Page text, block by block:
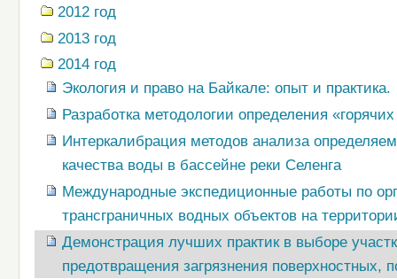
2012 год
2013 год
2014 год
Экология и право на Байкале: опыт и практика.
Разработка методологии определения
Интеркалибрация методов анализа
качества воды в бассейне реки Селенга
Международные экспедиционные работы по
трансграничных водных объектов на
Демонстрация лучших практик в выборе
предотвращения загрязнения поверхностных,